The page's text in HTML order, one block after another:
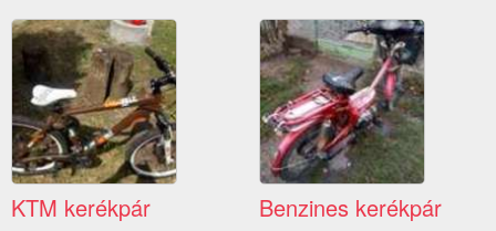
KTM kerékpár Benzines kerékpár